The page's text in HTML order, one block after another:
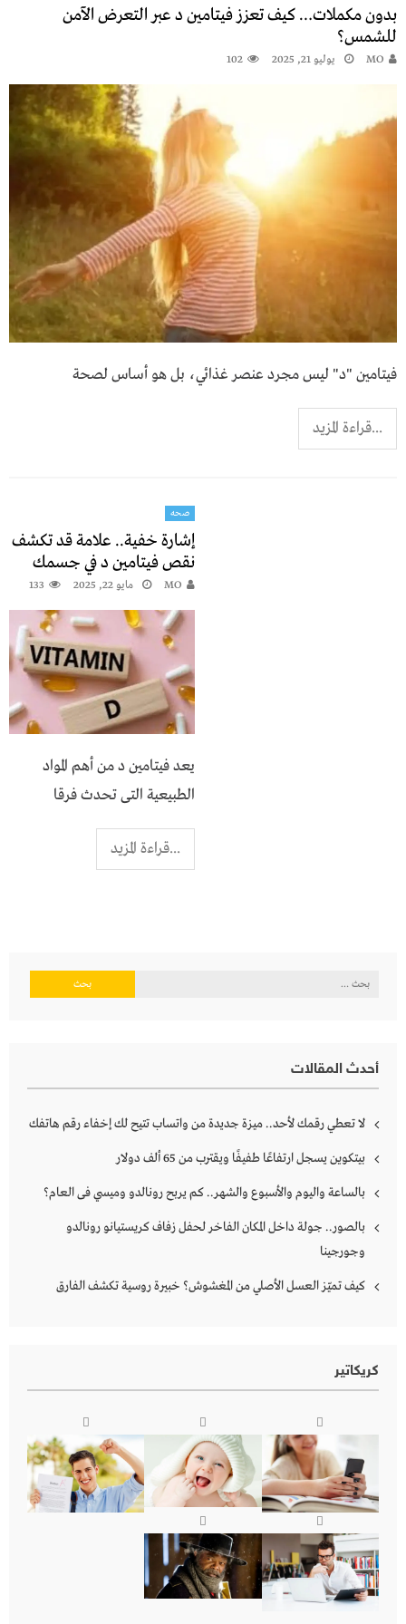
بدون مكملات… كيف تعزز فيتامين د عبر التعرض الآمن
للشمس؟
MO يوليو 21, 2025 102
فيتامين "د" ليس مجرد عنصر غذائي، بل هو أساس لصحة
...قراءة المزيد
صحه
إشارة خفية.. علامة قد تكشف
نقص فيتامين د في جسمك
MO مايو 22, 2025 133
يعد فيتامين د من أهم المواد
الطبيعية التى تحدث فرقا
...قراءة المزيد
البحث
أحدث المقالات
لا تعطي رقمك لأحد.. ميزة جديدة من واتساب تتيح لك إخفاء رقم هاتفك
بيتكوين يسجل ارتفاعًا طفيفًا ويقترب من 65 ألف دولار
بالساعة واليوم والأسبوع والشهر.. كم يربح رونالدو وميسي فى العام؟
بالصور.. جولة داخل المكان الفاخر لحفل زفاف كريستيانو رونالدو
وجورجينا
كيف تميّز العسل الأصلي من المغشوش؟ خبيرة روسية تكشف الفارق
كريكاتير